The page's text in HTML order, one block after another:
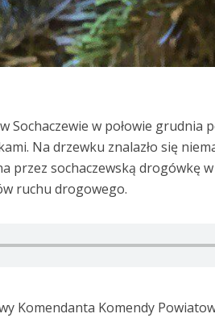
Sochaczewie w połowie grudnia
Na drzewku znalazło się
przez sochaczewską drogówkę
ruchu drogowego.
Komendanta Komendy